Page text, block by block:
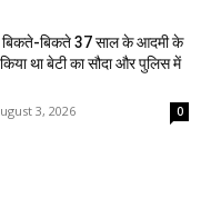
बिकते-बिकते 37 साल के आदमी के
था बेटी का सौदा और पुलिस में
3, 2026 0